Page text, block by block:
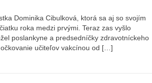
Dominika Cibulková, ktorá sa aj so svojím
roka medzi prvými. Teraz zas vyšlo
poslankyne a predsedníčky zdravotníckeho
učiteľov vakcínou od […]